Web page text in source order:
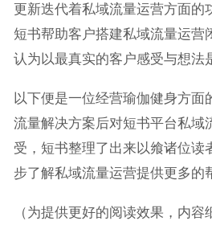
更新迭代着私域流量运营方面的
短书帮助客户搭建私域流量运营
认为以最真实的客户感受与想法
以下便是一位经营瑜伽健身方面
流量解决方案后对短书平台私域
受，短书整理了出来以飨诸位读
步了解私域流量运营提供更多的
（为提供更好的阅读效果，内容